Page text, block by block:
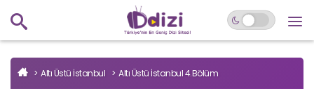
Altı Üstü İstanbul Altı Üstü İstanbul 4.Bölüm